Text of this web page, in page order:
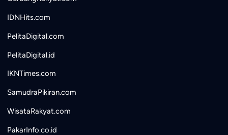
IDNHits.com
PelitaDigital.com
PelitaDigital.id
IKNTimes.com
SamudraPikiran.com
WisataRakyat.com
PakarInfo.co.id